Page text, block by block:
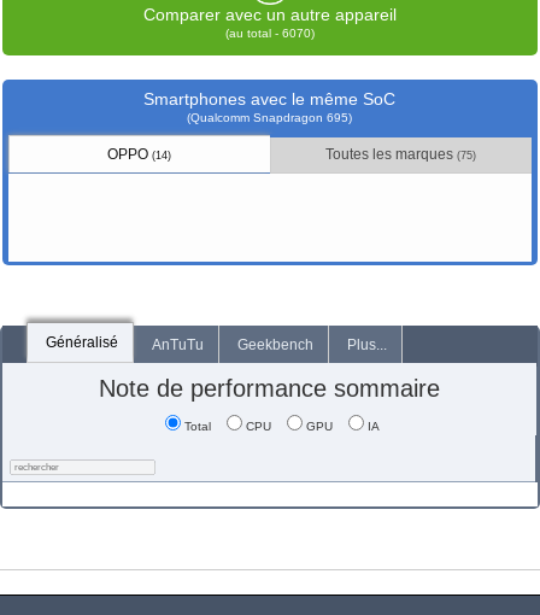
Comparer avec un autre appareil
(au total - 6070)
Smartphones avec le même SoC
(Qualcomm Snapdragon 695)
OPPO(14) Toutes les marques(75)
Généralisé AnTuTu Geekbench Plus...
Note de performance sommaire
Total CPU GPU IA